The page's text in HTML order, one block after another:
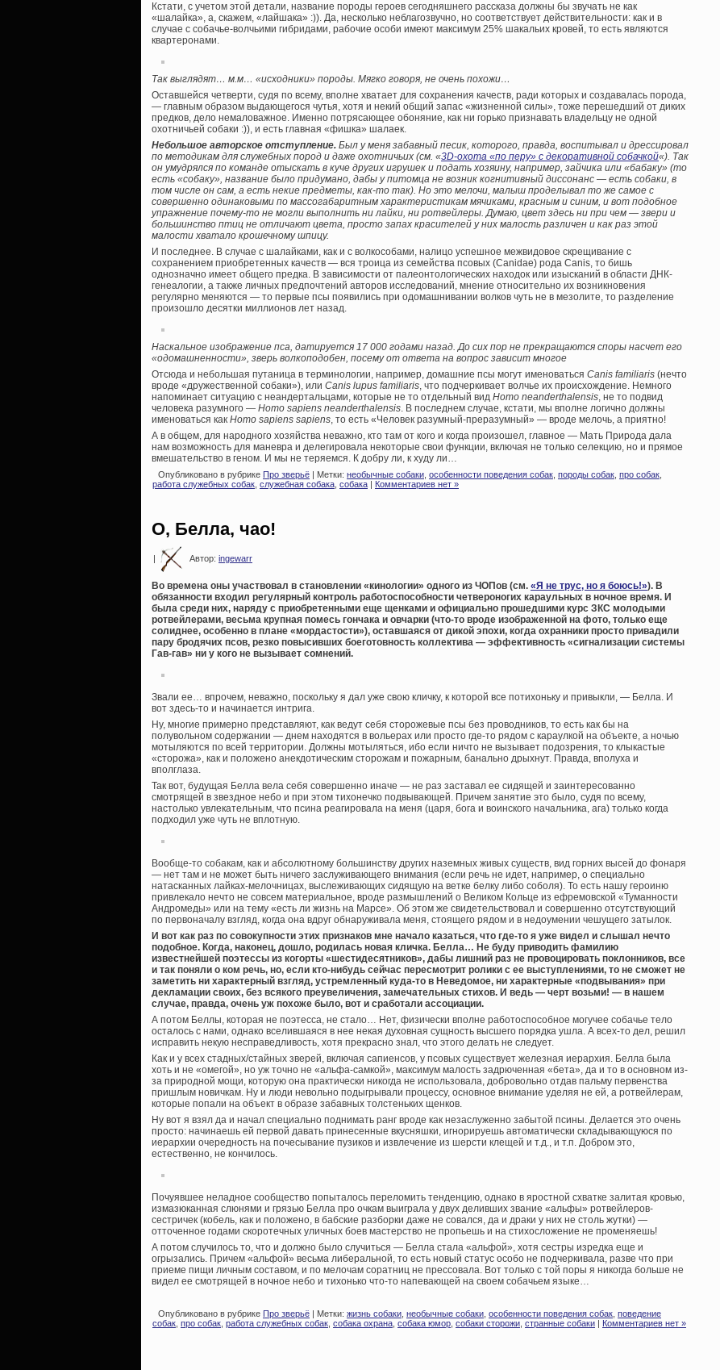
Кстати, с учетом этой детали, название породы героев сегодняшнего рассказа должны бы звучать не как
«шалайка», а, скажем, «лайшака» :)). Да, несколько неблагозвучно, но соответствует действительности: как и в
случае с собачье-волчьими гибридами, рабочие особи имеют максимум 25% шакальих кровей, то есть являются
квартеронами.
Так выглядят… м.м… «исходники» породы. Мягко говоря, не очень похожи…
Оставшейся четверти, судя по всему, вполне хватает для сохранения качеств, ради которых и создавалась порода,
— главным образом выдающегося чутья, хотя и некий общий запас «жизненной силы», тоже перешедший от диких
предков, дело немаловажное. Именно потрясающее обоняние, как ни горько признавать владельцу не одной
охотничьей собаки :)), и есть главная «фишка» шалаек.
Небольшое авторское отступление. Был у меня забавный песик, которого, правда, воспитывал и дрессировал
по методикам для служебных пород и даже охотничьих (см. «3D-охота «по перу» с декоративной собачкой«). Так
он умудрялся по команде отыскать в куче других игрушек и подать хозяину, например, зайчика или «бабаку» (то
есть «собаку», название было придумано, дабы у питомца не возник когнитивный диссонанс — есть собаки, в
том числе он сам, а есть некие предметы, как-то так). Но это мелочи, малыш проделывал то же самое с
совершенно одинаковыми по массогабаритным характеристикам мячиками, красным и синим, и вот подобное
упражнение почему-то не могли выполнить ни лайки, ни ротвейлеры. Думаю, цвет здесь ни при чем — звери и
большинство птиц не отличают цвета, просто запах красителей у них малость различен и как раз этой
малости хватало крошечному шпицу.
И последнее. В случае с шалайками, как и с волкособами, налицо успешное межвидовое скрещивание с
сохранением приобретенных качеств — вся троица из семейства псовых (Canidae) рода Canis, то бишь
однозначно имеет общего предка. В зависимости от палеонтологических находок или изысканий в области ДНК-
генеалогии, а также личных предпочтений авторов исследований, мнение относительно их возникновения
регулярно меняются — то первые псы появились при одомашнивании волков чуть не в мезолите, то разделение
произошло десятки миллионов лет назад.
Наскальное изображение пса, датируется 17 000 годами назад. До сих пор не прекращаются споры насчет его
«одомашненности», зверь волкоподобен, посему от ответа на вопрос зависит многое
Отсюда и небольшая путаница в терминологии, например, домашние псы могут именоваться Canis familiaris (нечто
вроде «дружественной собаки»), или Canis lupus familiaris, что подчеркивает волчье их происхождение. Немного
напоминает ситуацию с неандертальцами, которые не то отдельный вид Homo neanderthalensis, не то подвид
человека разумного — Homo sapiens neanderthalensis. В последнем случае, кстати, мы вполне логично должны
именоваться как Homo sapiens sapiens, то есть «Человек разумный-преразумный» — вроде мелочь, а приятно!
А в общем, для народного хозяйства неважно, кто там от кого и когда произошел, главное — Мать Природа дала
нам возможность для маневра и делегировала некоторые свои функции, включая не только селекцию, но и прямое
вмешательство в геном. И мы не теряемся. К добру ли, к худу ли…
Опубликовано в рубрике Про зверьё | Метки: необычные собаки особенности поведения собак породы собак про собак
работа служебных собак служебная собака собака Комментариев нет »
О, Белла, чао!
| Автор: ingewarr
Во времена оны участвовал в становлении «кинологии» одного из ЧОПов (см. «Я не трус, но я боюсь!»). В
обязанности входил регулярный контроль работоспособности четвероногих караульных в ночное время. И
была среди них, наряду с приобретенными еще щенками и официально прошедшими курс ЗКС молодыми
ротвейлерами, весьма крупная помесь гончака и овчарки (что-то вроде изображенной на фото, только еще
солиднее, особенно в плане «мордастости»), оставшаяся от дикой эпохи, когда охранники просто привадили
пару бродячих псов, резко повысивших боеготовность коллектива — эффективность «сигнализации системы
Гав-гав» ни у кого не вызывает сомнений.
Звали ее… впрочем, неважно, поскольку я дал уже свою кличку, к которой все потихоньку и привыкли, — Белла. И
вот здесь-то и начинается интрига.
Ну, многие примерно представляют, как ведут себя сторожевые псы без проводников, то есть как бы на
полувольном содержании — днем находятся в вольерах или просто где-то рядом с караулкой на объекте, а ночью
мотыляются по всей территории. Должны мотыляться, ибо если ничто не вызывает подозрения, то клыкастые
«сторожа», как и положено анекдотическим сторожам и пожарным, банально дрыхнут. Правда, вполуха и
вполглаза.
Так вот, будущая Белла вела себя совершенно иначе — не раз заставал ее сидящей и заинтересованно
смотрящей в звездное небо и при этом тихонечко подвывающей. Причем занятие это было, судя по всему,
настолько увлекательным, что псина реагировала на меня (царя, бога и воинского начальника, ага) только когда
подходил уже чуть не вплотную.
Вообще-то собакам, как и абсолютному большинству других наземных живых существ, вид горних высей до фонаря
— нет там и не может быть ничего заслуживающего внимания (если речь не идет, например, о специально
натасканных лайках-мелочницах, выслеживающих сидящую на ветке белку либо соболя). То есть нашу героиню
привлекало нечто не совсем материальное, вроде размышлений о Великом Кольце из ефремовской «Туманности
Андромеды» или на тему «есть ли жизнь на Марсе». Об этом же свидетельствовал и совершенно отсутствующий
по первоначалу взгляд, когда она вдруг обнаруживала меня, стоящего рядом и в недоумении чешущего затылок.
И вот как раз по совокупности этих признаков мне начало казаться, что где-то я уже видел и слышал нечто
подобное. Когда, наконец, дошло, родилась новая кличка. Белла… Не буду приводить фамилию
известнейшей поэтессы из когорты «шестидесятников», дабы лишний раз не провоцировать поклонников, все
и так поняли о ком речь, но, если кто-нибудь сейчас пересмотрит ролики с ее выступлениями, то не сможет не
заметить ни характерный взгляд, устремленный куда-то в Неведомое, ни характерные «подвывания» при
декламации своих, без всякого преувеличения, замечательных стихов. И ведь — черт возьми! — в нашем
случае, правда, очень уж похоже было, вот и сработали ассоциации.
А потом Беллы, которая не поэтесса, не стало… Нет, физически вполне работоспособное могучее собачье тело
осталось с нами, однако вселившаяся в нее некая духовная сущность высшего порядка ушла. А всех-то дел, решил
исправить некую несправедливость, хотя прекрасно знал, что этого делать не следует.
Как и у всех стадных/стайных зверей, включая сапиенсов, у псовых существует железная иерархия. Белла была
хоть и не «омегой», но уж точно не «альфа-самкой», максимум малость задрюченная «бета», да и то в основном из-
за природной мощи, которую она практически никогда не использовала, добровольно отдав пальму первенства
пришлым новичкам. Ну и люди невольно подыгрывали процессу, основное внимание уделяя не ей, а ротвейлерам,
которые попали на объект в образе забавных толстеньких щенков.
Ну вот я взял да и начал специально поднимать ранг вроде как незаслуженно забытой псины. Делается это очень
просто: начинаешь ей первой давать принесенные вкусняшки, игнорируешь автоматически складывающуюся по
иерархии очередность на почесывание пузиков и извлечение из шерсти клещей и т.д., и т.п. Добром это,
естественно, не кончилось.
Почуявшее неладное сообщество попыталось переломить тенденцию, однако в яростной схватке залитая кровью,
измазюканная слюнями и грязью Белла про очкам выиграла у двух деливших звание «альфы» ротвейлеров-
сестричек (кобель, как и положено, в бабские разборки даже не совался, да и драки у них не столь жутки) —
отточенное годами скоротечных уличных боев мастерство не пропьешь и на стихосложение не променяешь!
А потом случилось то, что и должно было случиться — Белла стала «альфой», хотя сестры изредка еще и
огрызались. Причем «альфой» весьма либеральной, то есть новый статус особо не подчеркивала, разве что при
приеме пищи личным составом, и по мелочам соратниц не прессовала. Вот только с той поры я никогда больше не
видел ее смотрящей в ночное небо и тихонько что-то напевающей на своем собачьем языке…
Опубликовано в рубрике Про зверьё | Метки: жизнь собаки необычные собаки особенности поведения собак поведение
собак про собак работа служебных собак собака охрана собака юмор собаки сторожи странные собаки | Комментариев нет »